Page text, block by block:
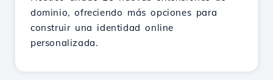
dominio, ofreciendo más opciones para
construir una identidad online
personalizada.